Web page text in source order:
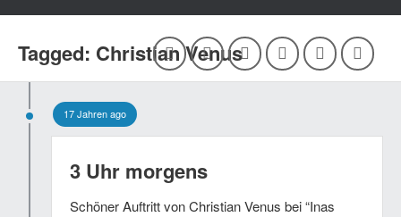
Tagged: Christian Venus
17 Jahren ago
3 Uhr morgens
Schöner Auftritt von Christian Venus bei “Inas